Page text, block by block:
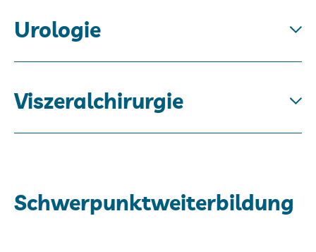
Urologie
Viszeralchirurgie
Schwerpunktweiterbildung